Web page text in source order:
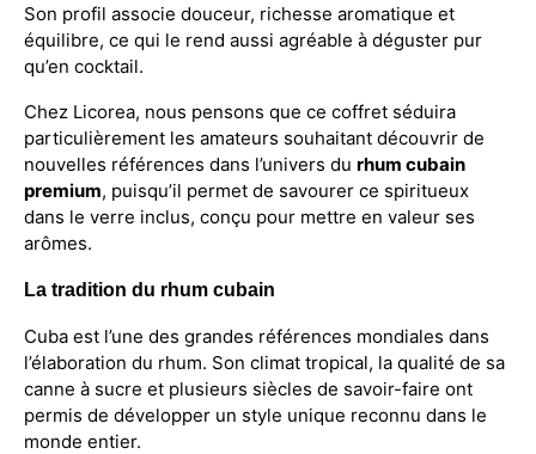
Son profil associe douceur, richesse aromatique et
équilibre, ce qui le rend aussi agréable à déguster pur
qu’en cocktail.
Chez Licorea, nous pensons que ce coffret séduira
particulièrement les amateurs souhaitant découvrir de
nouvelles références dans l’univers du rhum cubain
premium, puisqu’il permet de savourer ce spiritueux
dans le verre inclus, conçu pour mettre en valeur ses
arômes.
La tradition du rhum cubain
Cuba est l’une des grandes références mondiales dans
l’élaboration du rhum. Son climat tropical, la qualité de sa
canne à sucre et plusieurs siècles de savoir-faire ont
permis de développer un style unique reconnu dans le
monde entier.